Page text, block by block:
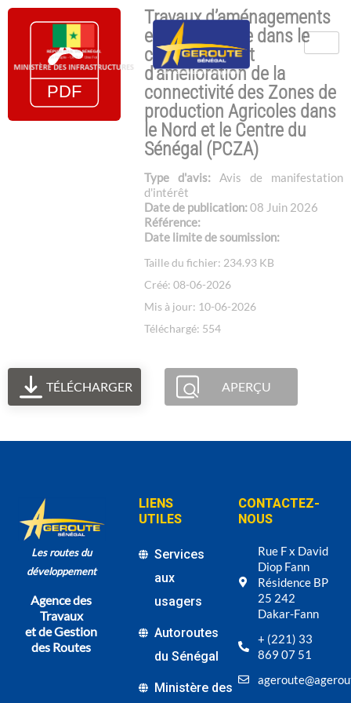
Travaux d’aménagements
et de bitumage dans le
cadre du Projet
d’amélioration de la
connectivité des Zones de
production Agricoles dans
le Nord et le Centre du
Sénégal (PCZA)
Type d'avis: Avis de manifestation
d'intérêt
Date de publication:08 Juin 2026
Référence:
Date limite de soumission:
Taille du fichier: 234.93 KB
Créé: 08-06-2026
Mis à jour: 10-06-2026
Téléchargé: 554
TÉLÉCHARGER APERÇU
Les routes du
développement
Agence des
Travaux
et de Gestion
des Routes
LIENS
UTILES
Services
aux
usagers
Autoroutes
du Sénégal
Ministère des
CONTACTEZ-
NOUS
Rue F x David
Diop Fann
Résidence BP
25 242
Dakar-Fann
+ (221) 33
869 07 51